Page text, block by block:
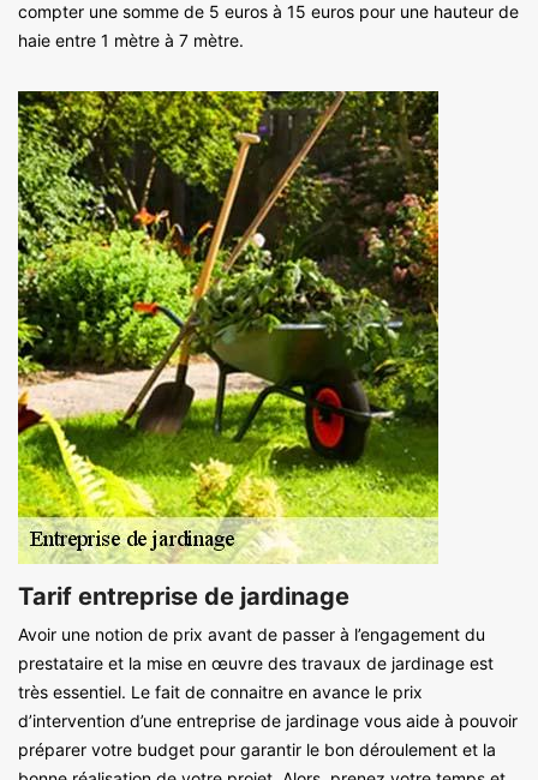
compter une somme de 5 euros à 15 euros pour une hauteur de
haie entre 1 mètre à 7 mètre.
Tarif entreprise de jardinage
Avoir une notion de prix avant de passer à l’engagement du
prestataire et la mise en œuvre des travaux de jardinage est
très essentiel. Le fait de connaitre en avance le prix
d’intervention d’une entreprise de jardinage vous aide à pouvoir
préparer votre budget pour garantir le bon déroulement et la